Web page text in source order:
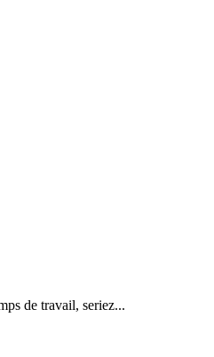
de travail, seriez...